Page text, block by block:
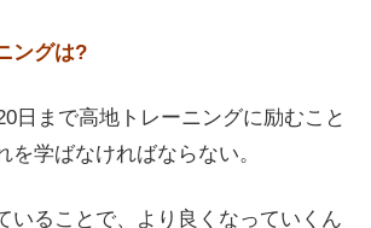
ングは?
日まで高地トレーニングに励むこと
を学ばなければならない。
いることで、より良くなっていくん